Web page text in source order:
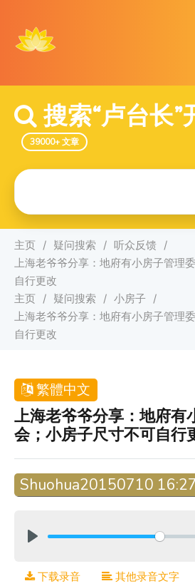
搜索“卢台长”
39000+ 文章
主页 疑问搜索
听众反馈
上海老爷爷分享：地府有小房子管理
自行更改
主页
疑问搜索
小房子
上海老爷爷分享：地府有小房子管理
自行更改
繁體中文
上海老爷爷分享：地府有
会；小房子尺寸不可自行
Shuohua20150710 16:27
下载录音 其他录音文字